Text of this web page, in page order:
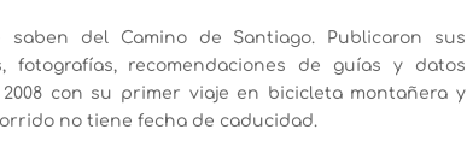
del Camino de Santiago. Publicaron sus
recomendaciones de guías y datos
con su primer viaje en bicicleta montañera y
no tiene fecha de caducidad.